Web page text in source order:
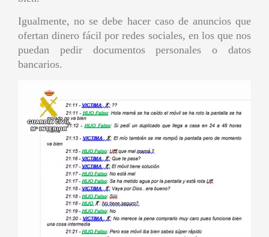
Igualmente, no se debe hacer caso de anuncios que
ofertan dinero fácil por redes sociales, en los que nos
puedan pedir documentos personales o datos
bancarios.